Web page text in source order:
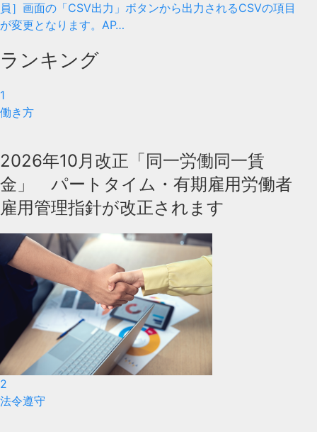
員］画面の「CSV出力」ボタンから出力されるCSVの項目
が変更となります。AP…
ランキング
1
働き方
2026年10月改正「同一労働同一賃
金」 パートタイム・有期雇用労働者
雇用管理指針が改正されます
2
法令遵守